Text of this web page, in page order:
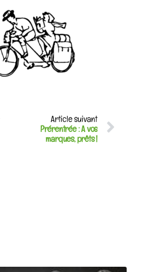
Article suivant
Prérentrée : A vos
marques, prêts !